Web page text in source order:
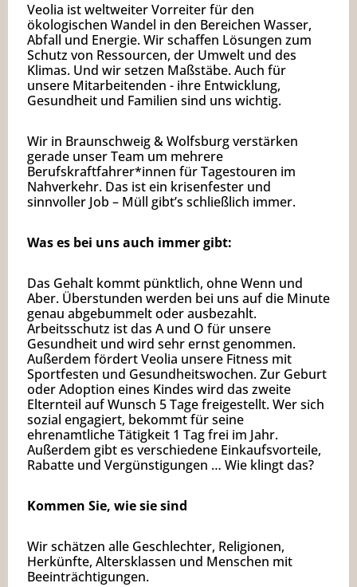
Veolia ist weltweiter Vorreiter für den
ökologischen Wandel in den Bereichen Wasser,
Abfall und Energie. Wir schaffen Lösungen zum
Schutz von Ressourcen, der Umwelt und des
Klimas. Und wir setzen Maßstäbe. Auch für
unsere Mitarbeitenden - ihre Entwicklung,
Gesundheit und Familien sind uns wichtig.
Wir in Braunschweig & Wolfsburg verstärken
gerade unser Team um mehrere
Berufskraftfahrer*innen für Tagestouren im
Nahverkehr. Das ist ein krisenfester und
sinnvoller Job – Müll gibt’s schließlich immer.
Was es bei uns auch immer gibt:
Das Gehalt kommt pünktlich, ohne Wenn und
Aber. Überstunden werden bei uns auf die Minute
genau abgebummelt oder ausbezahlt.
Arbeitsschutz ist das A und O für unsere
Gesundheit und wird sehr ernst genommen.
Außerdem fördert Veolia unsere Fitness mit
Sportfesten und Gesundheitswochen. Zur Geburt
oder Adoption eines Kindes wird das zweite
Elternteil auf Wunsch 5 Tage freigestellt. Wer sich
sozial engagiert, bekommt für seine
ehrenamtliche Tätigkeit 1 Tag frei im Jahr.
Außerdem gibt es verschiedene Einkaufsvorteile,
Rabatte und Vergünstigungen … Wie klingt das?
Kommen Sie, wie sie sind
Wir schätzen alle Geschlechter, Religionen,
Herkünfte, Altersklassen und Menschen mit
Beeinträchtigungen.